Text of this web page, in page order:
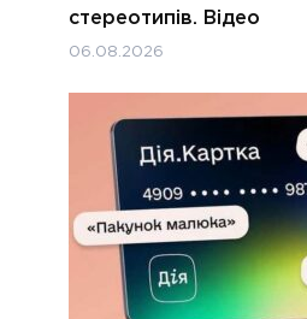
стереотипів. Відео
06.08.2026